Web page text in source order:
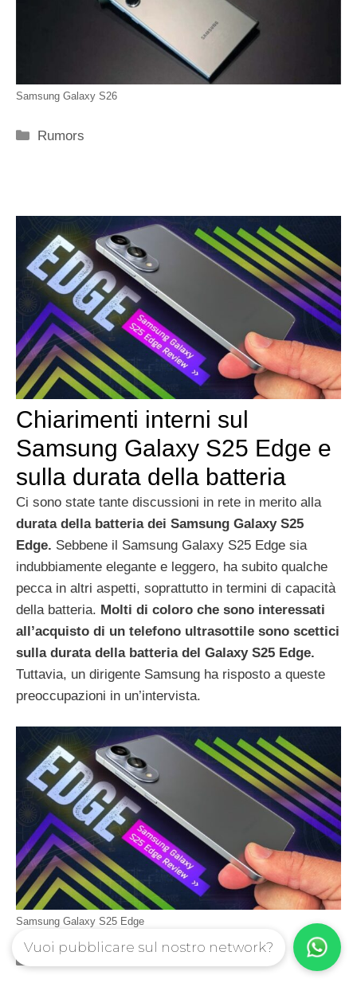
Samsung Galaxy S26
Categorie
Rumors
Chiarimenti interni sul
Samsung Galaxy S25 Edge e
sulla durata della batteria
Ci sono state tante discussioni in rete in merito alla
durata della batteria dei Samsung Galaxy S25
Edge. Sebbene il Samsung Galaxy S25 Edge sia
indubbiamente elegante e leggero, ha subito qualche
pecca in altri aspetti, soprattutto in termini di capacità
della batteria. Molti di coloro che sono interessati
all’acquisto di un telefono ultrasottile sono scettici
sulla durata della batteria del Galaxy S25 Edge.
Tuttavia, un dirigente Samsung ha risposto a queste
preoccupazioni in un’intervista.
Samsung Galaxy S25 Edge
Categorie
Vuoi pubblicare sul nostro network?